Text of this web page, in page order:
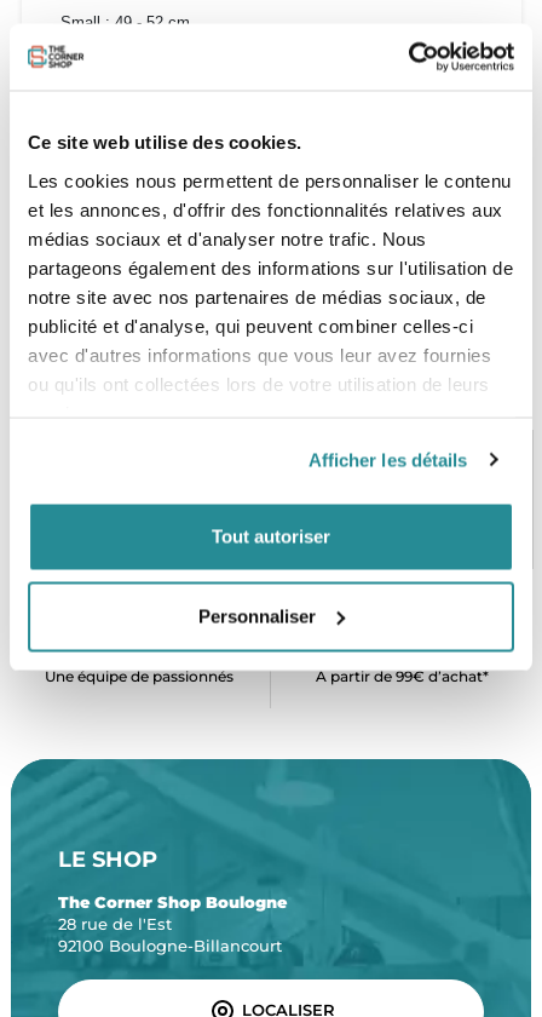
Ce site web utilise des cookies.
Les cookies nous permettent de personnaliser le contenu
et les annonces, d'offrir des fonctionnalités relatives aux
médias sociaux et d'analyser notre trafic. Nous
partageons également des informations sur l'utilisation de
notre site avec nos partenaires de médias sociaux, de
publicité et d'analyse, qui peuvent combiner celles-ci
avec d'autres informations que vous leur avez fournies
ou qu'ils ont collectées lors de votre utilisation de leurs
Afficher les détails
Tout autoriser
Personnaliser
Small : 49 - 52 cm
Medium : 53 - 56 cm
XLarge : 60 - 62 cm
CB, VISA, Mastercard, ALMA
Plus de 5000 produits en stock
SERVICE CLIENT
Une équipe de passionnés
FRAIS DE PORT OFFERTS
À partir de 99€ d’achat*
LE SHOP
The Corner Shop Boulogne
28 rue de l'Est
92100 Boulogne-Billancourt
LOCALISER